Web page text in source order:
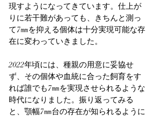
現すようになってきています。仕上が
りに若干難があっても、きちんと測っ
て7㎜を抑える個体は十分実現可能な存
在に変わっていきました。
2022年頃には、種親の用意に妥協せ
ず、その個体や血統に合った飼育をす
れば誰でも7㎜を実現させられるような
時代になりました。振り返ってみる
と、顎幅7㎜台の存在が知られるように